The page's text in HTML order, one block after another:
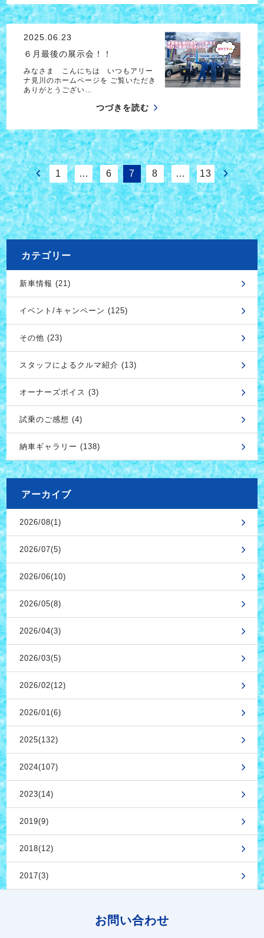
2025.06.23
６月最後の展示会！！
みなさま こんにちは いつもアリー
ナ見川のホームページを ご覧いただき
ありがとうござい…
つづきを読む
1 … 6 7 8 … 13
カテゴリー
新車情報 (21)
イベント/キャンペーン (125)
その他 (23)
スタッフによるクルマ紹介 (13)
オーナーズボイス (3)
試乗のご感想 (4)
納車ギャラリー (138)
アーカイブ
2026/08(1)
2026/07(5)
2026/06(10)
2026/05(8)
2026/04(3)
2026/03(5)
2026/02(12)
2026/01(6)
2025(132)
2024(107)
2023(14)
2019(9)
2018(12)
2017(3)
お問い合わせ